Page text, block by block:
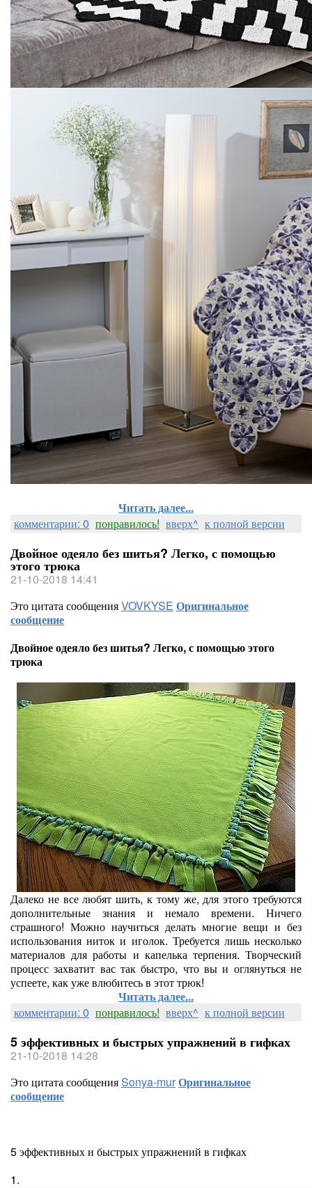
Читать далее...
комментарии: 0 понравилось! вверх^ к полной версии
Двойное одеяло без шитья? Легко, с помощью
этого трюка
21-10-2018 14:41
Это цитата сообщенияVOVKYSE Оригинальное
сообщение
Двойное одеяло без шитья? Легко, с помощью этого
трюка
Далеко не все любят шить, к тому же, для этого требуются
дополнительные знания и немало времени. Ничего
страшного! Можно научиться делать многие вещи и без
использования ниток и иголок. Требуется лишь несколько
материалов для работы и капелька терпения. Творческий
процесс захватит вас так быстро, что вы и оглянуться не
успеете, как уже влюбитесь в этот трюк!
Читать далее...
комментарии: 0 понравилось! вверх^ к полной версии
5 эффективных и быстрых упражнений в гифках
21-10-2018 14:28
Это цитата сообщенияSonya-murОригинальное
сообщение
5 эффективных и быстрых упражнений в гифках
1.